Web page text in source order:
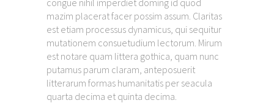
mazim placerat facer possim assum. Claritas
est etiam processus dynamicus, qui sequitur
mutationem consuetudium lectorum. Mirum
est notare quam littera gothica, quam nunc
putamus parum claram, anteposuerit
litterarum formas humanitatis per seacula
quarta decima et quinta decima.